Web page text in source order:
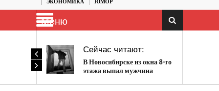
ЭКОНОМИКА
ЮМОР
Меню
Сейчас читают:
В Новосибирске из окна 8-го
этажа выпал мужчина